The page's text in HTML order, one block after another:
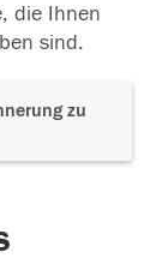
die Ihnen
sind.
zu